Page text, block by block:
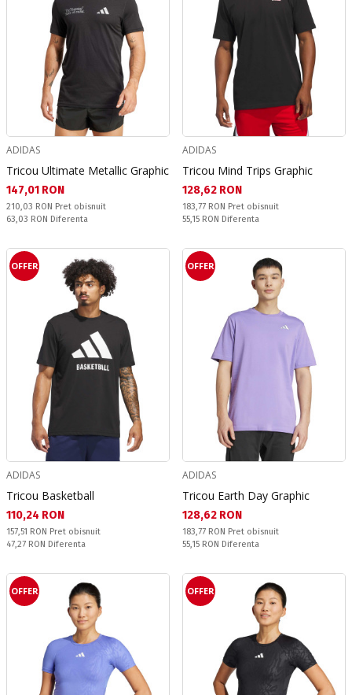
ADIDAS
Tricou Ultimate Metallic Graphic
Текуща цена:
147,01 RON
Pret obisnuit:
210,03 RON Pret obisnuit
Спестявате:
63,03 RON Diferenta
ADIDAS
Tricou Mind Trips Graphic
Текуща цена:
128,62 RON
Pret obisnuit:
183,77 RON Pret obisnuit
Спестявате:
55,15 RON Diferenta
OFFER
ADIDAS
Tricou Basketball
Текуща цена:
110,24 RON
Pret obisnuit:
157,51 RON Pret obisnuit
Спестявате:
47,27 RON Diferenta
OFFER
ADIDAS
Tricou Earth Day Graphic
Текуща цена:
128,62 RON
Pret obisnuit:
183,77 RON Pret obisnuit
Спестявате:
55,15 RON Diferenta
OFFER OFFER